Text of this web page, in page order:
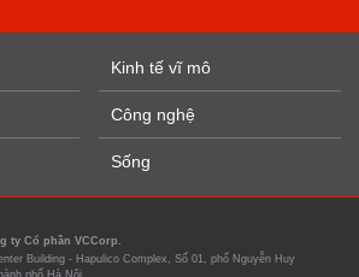
Kinh tế vĩ mô
Công nghệ
Sống
ty Cổ phần VCCorp.
Building - Hapulico Complex, Số 01, phố Nguyễn Huy
phố Hà Nội